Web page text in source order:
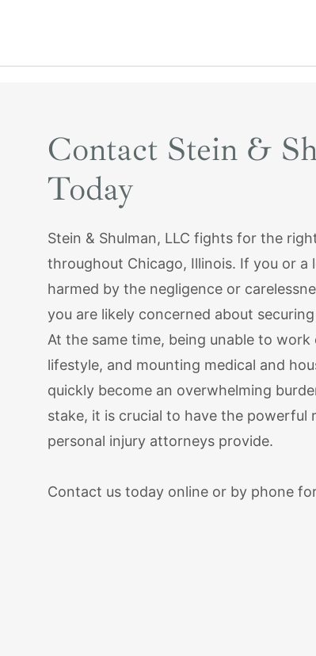
Contact Stein &
Today
Stein & Shulman, LLC fights for the
throughout Chicago, Illinois. If you or a
harmed by the negligence or
you are likely concerned about
At the same time, being unable to work
lifestyle, and mounting medical and
quickly become an overwhelming
stake, it is crucial to have the powerful
personal injury attorneys provide.
Contact us today online or by phone